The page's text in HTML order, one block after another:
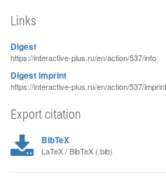
Links
Digest
https://interactive-plus.ru/en/action/537/info
Digest imprint
https://interactive-plus.ru/en/action/537/imprint
Export citation
BibTeX
LaTeX / BibTeX (.bib)